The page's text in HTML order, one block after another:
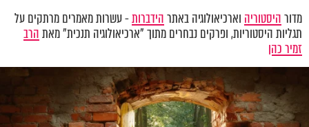
מדורהיסטוריה וארכיאולוגיה באתרהידברות- עשרות מאמרים מרתקים על
תגליות היסטוריות, ופרקים נבחרים מתוך "ארכיאולוגיה תנכית" מאתהרב
זמיר כהן